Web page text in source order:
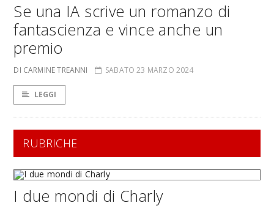
Se una IA scrive un romanzo di
fantascienza e vince anche un
premio
DI CARMINE TREANNI SABATO 23 MARZO 2024
LEGGI
RUBRICHE
I due mondi di Charly